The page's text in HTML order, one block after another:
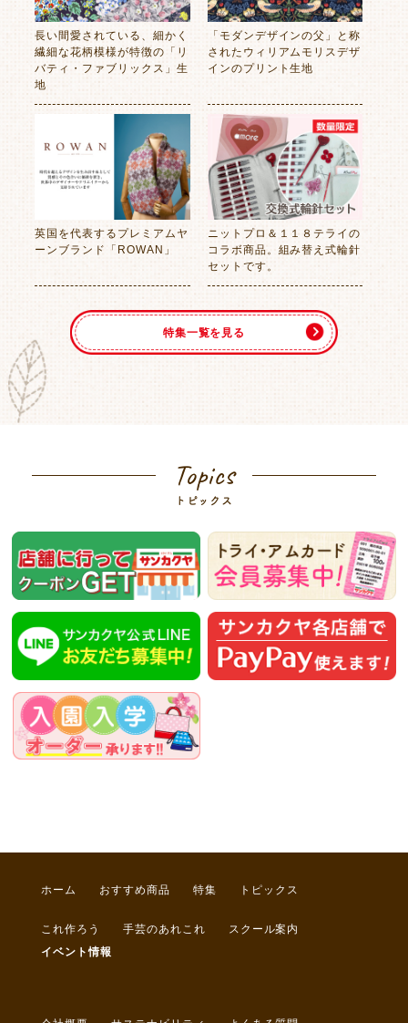
長い間愛されている、細かく
繊細な花柄模様が特徴の「リ
バティ・ファブリックス」生
地
「モダンデザインの父」と称
されたウィリアムモリスデザ
インのプリント生地
英国を代表するプレミアムヤ
ーンブランド「ROWAN」
ニットプロ＆１１８テライの
コラボ商品。組み替え式輪針
セットです。
特集一覧を見る
Topics
トピックス
ホーム おすすめ商品 特集 トピックス
これ作ろう 手芸のあれこれ
スクール案内
イベント情報